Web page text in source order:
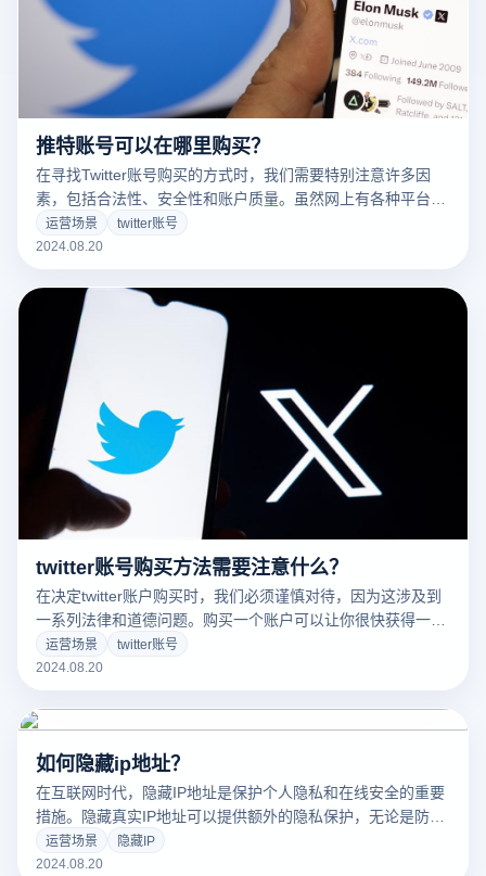
推特账号可以在哪里购买？
在寻找Twitter账号购买的方式时，我们需要特别注意许多因
素，包括合法性、安全性和账户质量。虽然网上有各种平台和
个人提供购买服务，但并不是所有的渠道都是可靠的或合法
的。以下是一些常见的购买渠道和相关注意事项，以确保您选
运营场景
twitter账号
2024.08.20
twitter账号购买方法需要注意什么？
在决定twitter账户购买时，我们必须谨慎对待，因为这涉及到
一系列法律和道德问题。购买一个账户可以让你很快获得一定
的追随者基础，但这个过程也存在风险，包括账户的真实性、
合法性和未来的稳定性。为了确保你做出明智的决定，避免潜
运营场景
twitter账号
2024.08.20
如何隐藏ip地址？
在互联网时代，隐藏IP地址是保护个人隐私和在线安全的重要
措施。隐藏真实IP地址可以提供额外的隐私保护，无论是防止
网站跟踪、避免广告骚扰还是访问受地域限制的内容。以下是
隐藏IP地址的常用方法，每种方法都有自己独特的优势和适用
运营场景
隐藏IP
2024.08.20